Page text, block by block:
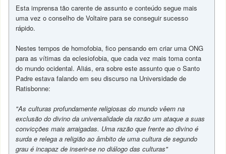
Esta imprensa tão carente de assunto e conteúdo segue mais
uma vez o conselho de Voltaire para se conseguir sucesso
rápido.
Nestes tempos de homofobia, fico pensando em criar uma ONG
para as vítimas da eclesiofobia, que cada vez mais toma conta
do mundo ocidental. Aliás, era sobre este assunto que o Santo
Padre estava falando em seu discurso na Universidade de
Ratisbonne:
"As culturas profundamente religiosas do mundo vêem na
exclusão do divino da universalidade da razão um ataque a suas
convicções mais arraigadas. Uma razão que frente ao divino é
surda e relega a religião ao âmbito de uma cultura de segundo
grau é incapaz de inserir-se no diálogo das culturas"